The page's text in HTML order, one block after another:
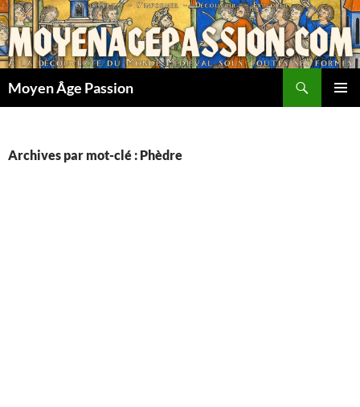
Aller
au
contenu
Moyen Âge Passion
Archives par mot-clé : Phèdre